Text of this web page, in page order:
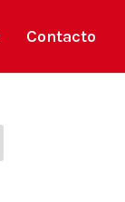
Contacto